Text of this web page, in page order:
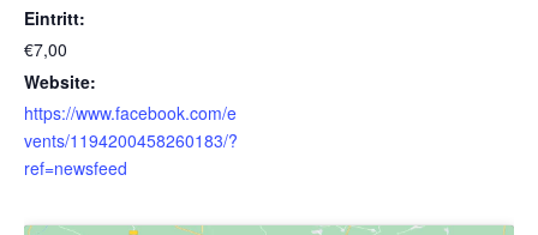
Eintritt:
€7,00
Website:
https://www.facebook.com/e
vents/1194200458260183/?
ref=newsfeed